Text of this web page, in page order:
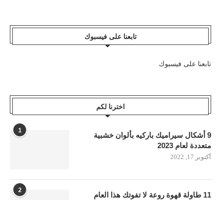
تابعنا على فيسبوك
تابعنا على فيسبوك
اخترنا لكم
1
9 أشكال سيراميك باركيه بألوان خشبية
متعددة لعام 2023
أكتوبر 17, 2022
2
11 طاولة قهوة روعة لا تفوتك هذا العام